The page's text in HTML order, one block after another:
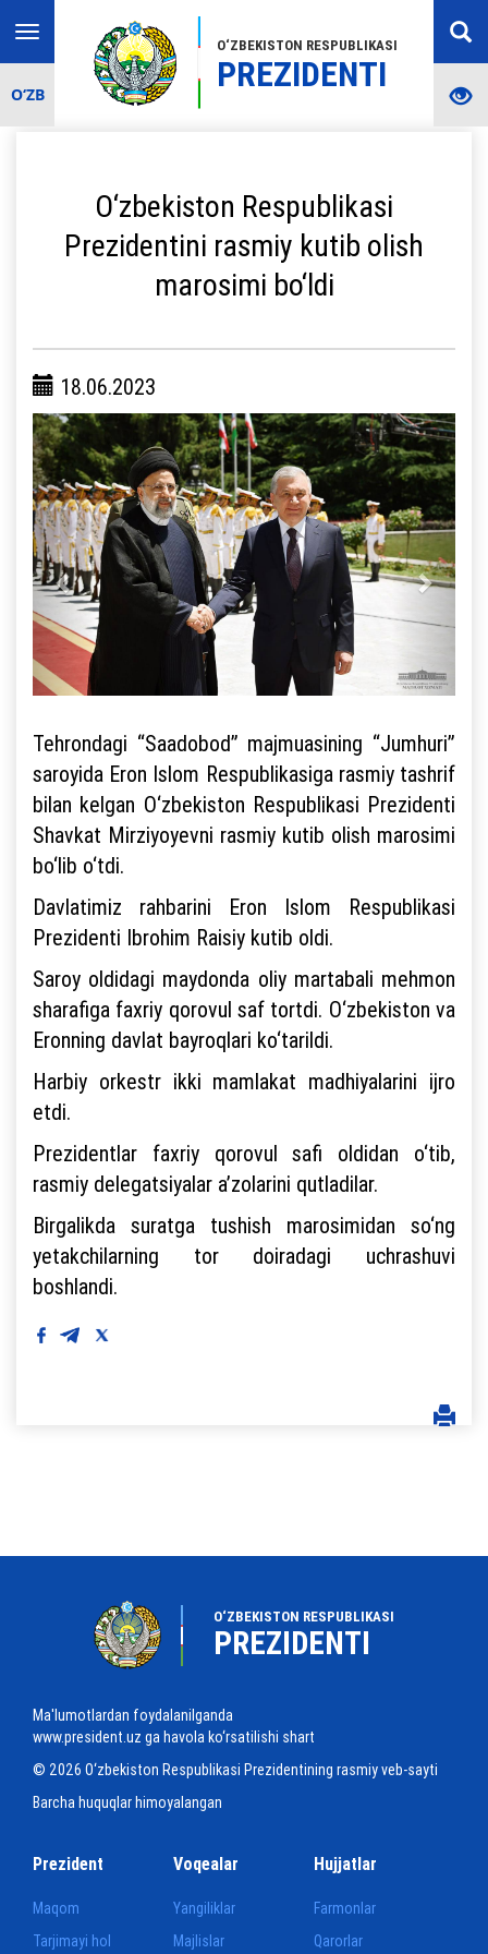
O‘ZBEKISTON RESPUBLIKASI
PREZIDENTI
Toggle
navigation
O‘ZB
O‘zbekiston Respublikasi
Prezidentini rasmiy kutib olish
marosimi bo‘ldi
18.06.2023
Tehrondagi “Saadobod” majmuasining “Jumhuri”
saroyida Eron Islom Respublikasiga rasmiy tashrif
bilan kelgan O‘zbekiston Respublikasi Prezidenti
Shavkat Mirziyoyevni rasmiy kutib olish marosimi
bo‘lib o‘tdi.
Davlatimiz rahbarini Eron Islom Respublikasi
Prezidenti Ibrohim Raisiy kutib oldi.
Saroy oldidagi maydonda oliy martabali mehmon
sharafiga faxriy qorovul saf tortdi. O‘zbekiston va
Eronning davlat bayroqlari ko‘tarildi.
Harbiy orkestr ikki mamlakat madhiyalarini ijro
etdi.
Prezidentlar faxriy qorovul safi oldidan o‘tib,
rasmiy delegatsiyalar a’zolarini qutladilar.
Birgalikda suratga tushish marosimidan so‘ng
yetakchilarning tor doiradagi uchrashuvi
boshlandi.
O‘ZBEKISTON RESPUBLIKASI
PREZIDENTI
Ma'lumotlardan foydalanilganda
www.president.uz ga havola ko‘rsatilishi shart
© 2026 O‘zbekiston Respublikasi Prezidentining rasmiy veb-sayti
Barcha huquqlar himoyalangan
Prezident
Maqom
Tarjimayi hol
Voqealar
Yangiliklar
Majlislar
Hujjatlar
Farmonlar
Qarorlar